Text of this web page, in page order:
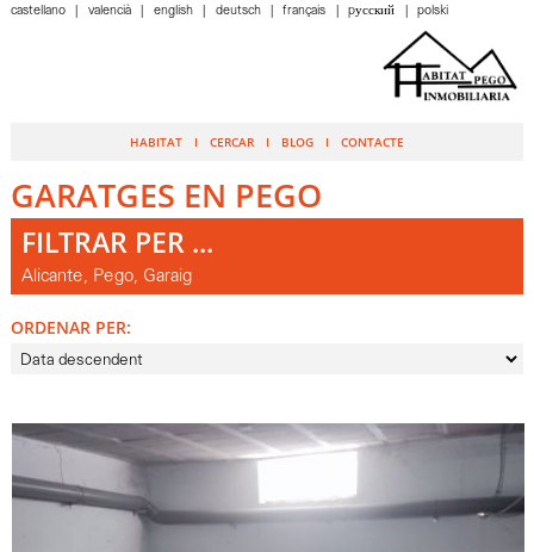
HABITAT CERCAR BLOG CONTACTE
castellano valencià english deutsch français pусский polski
GARATGES EN PEGO
FILTRAR PER ...
Alicante, Pego, Garaig
ORDENAR PER: